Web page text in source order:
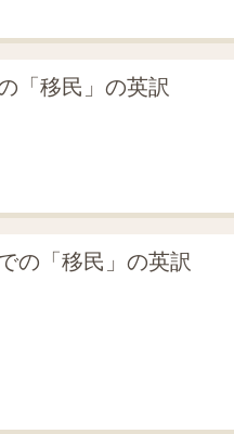
「移民」の英訳
の「移民」の英訳